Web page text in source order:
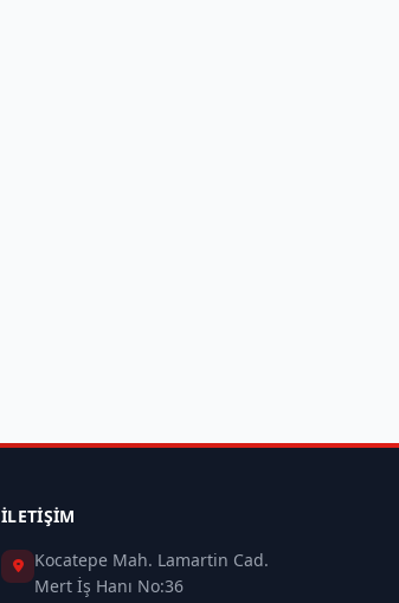
İLETIŞIM
Kocatepe Mah. Lamartin Cad.
Mert İş Hanı No:36